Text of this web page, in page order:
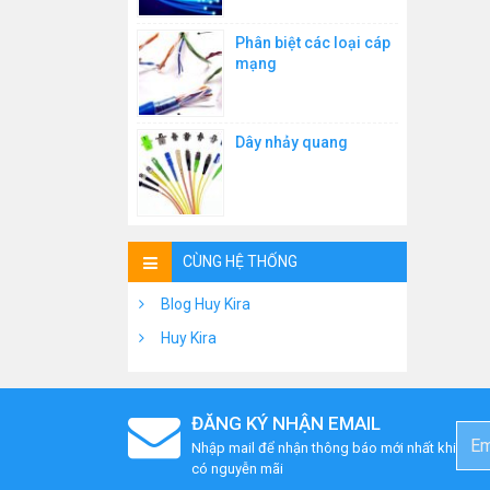
Phân biệt các loại cáp
mạng
Dây nhảy quang
CÙNG HỆ THỐNG
Blog Huy Kira
Huy Kira
ĐĂNG KÝ NHẬN EMAIL
Nhập mail để nhận thông báo mới nhất khi
có nguyễn mãi